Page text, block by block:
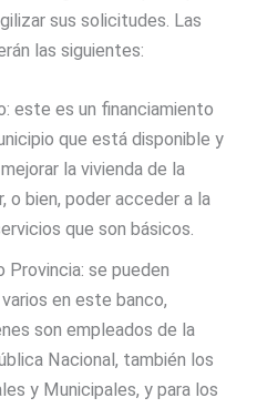
sus solicitudes. Las
las siguientes:
este es un financiamiento
que está disponible y
la vivienda de la
o bien, poder acceder a la
que son básicos.
Provincia: se pueden
en este banco,
son empleados de la
Nacional, también los
y Municipales, y para los